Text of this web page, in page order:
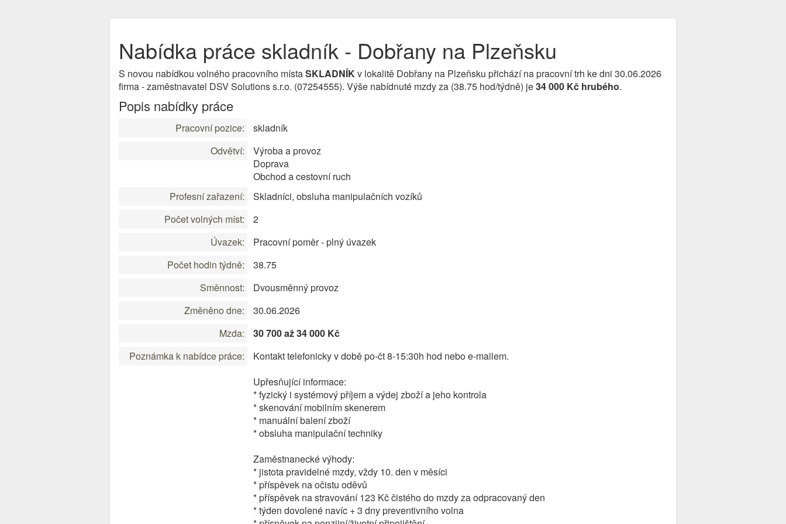
Nabídka práce skladník - Dobřany na Plzeňsku
S novou nabídkou volného pracovního místaSKLADNÍKv lokalitě Dobřany na Plzeňsku přichází na pracovní trh ke dni 30.06.2026
firma - zaměstnavatel DSV Solutions s.r.o. (07254555). Výše nabídnuté mzdy za (38.75 hod/týdně) je34 000 Kč hrubého.
Popis nabídky práce
Pracovní pozice:
skladník
Odvětví:
Výroba a provoz
Doprava
Obchod a cestovní ruch
Profesní zařazení:
Skladníci, obsluha manipulačních vozíků
Počet volných míst:
2
Úvazek:
Pracovní poměr - plný úvazek
Počet hodin týdně:
38.75
Směnnost:
Dvousměnný provoz
Změněno dne:
30.06.2026
Mzda:
30 700 až 34 000 Kč
Poznámka k nabídce práce:
Kontakt telefonicky v době po-čt 8-15:30h hod nebo e-mailem.
Upřesňující informace:
* fyzický i systémový příjem a výdej zboží a jeho kontrola
* skenování mobilním skenerem
* manuální balení zboží
* obsluha manipulační techniky
Zaměstnanecké výhody:
* jistota pravidelné mzdy, vždy 10. den v měsíci
* příspěvek na očistu oděvů
* příspěvek na stravování 123 Kč čistého do mzdy za odpracovaný den
* týden dovolené navíc + 3 dny preventivního volna